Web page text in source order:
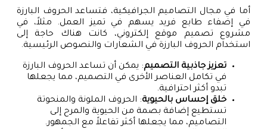
أما في مجال التصاميم الجرافيكية، فتساعد الحروف البارزة
في إضفاء طابع فريد يسهم في تميز العمل. مثلاً، في
مشروع تصميم موقع إلكتروني، كانت هناك حاجة إلى
استخدام الحروف البارزة في الشعارات والنصوص الرئيسية.
تعزيز جاذبية التصميم: يمكن أن تساعد الحروف البارزة
في تكامل العناصر الأخرى في التصميم، مما يجعلها
تبدو أكثر احترافية.
خلق إحساس بالحيوية: الحروف الملونة والمنحوتة
تستطيع إضافة بصمة من الحيوية والمرح إلى
التصاميم، مما يجعلها أكثر تفاعلاً مع الجمهور.